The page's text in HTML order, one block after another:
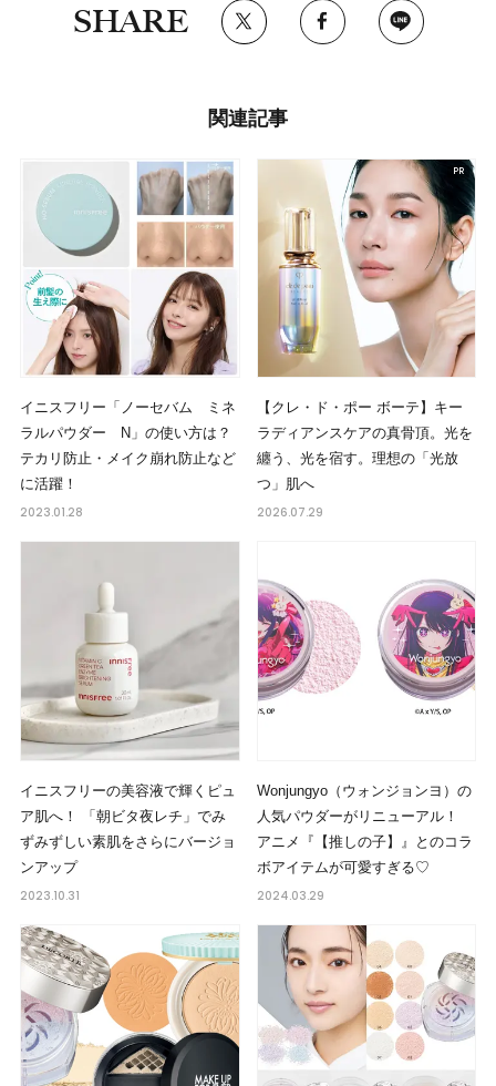
SHARE
関連記事
イニスフリー「ノーセバム ミネ
ラルパウダー N」の使い方は？
テカリ防止・メイク崩れ防止など
に活躍！
2023.01.28
【クレ・ド・ポー ボーテ】キー
ラディアンスケアの真骨頂。光を
纏う、光を宿す。理想の「光放
つ」肌へ
2026.07.29
イニスフリーの美容液で輝くピュ
ア肌へ！ 「朝ビタ夜レチ」でみ
ずみずしい素肌をさらにバージョ
ンアップ
2023.10.31
Wonjungyo（ウォンジョンヨ）の
人気パウダーがリニューアル！
アニメ『【推しの子】』とのコラ
ボアイテムが可愛すぎる♡
2024.03.29